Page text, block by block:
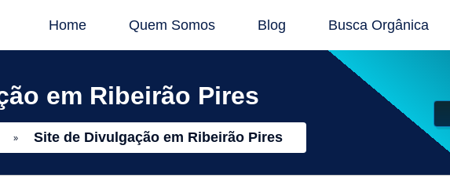
Home Quem Somos Blog Busca Orgânica
em Ribeirão Pires
» Site de Divulgação em Ribeirão Pires